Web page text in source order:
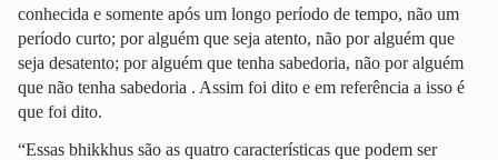
conhecida e somente após um longo período de tempo, não um
período curto; por alguém que seja atento, não por alguém que
seja desatento; por alguém que tenha sabedoria, não por alguém
que não tenha sabedoria . Assim foi dito e em referência a isso é
que foi dito.
“Essas bhikkhus são as quatro características que podem ser